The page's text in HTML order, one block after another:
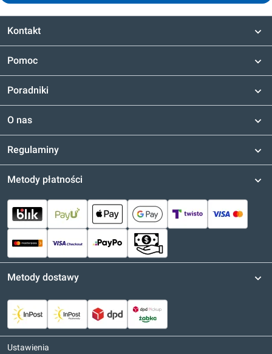
Kontakt
Pomoc
Poradniki
O nas
Regulaminy
Metody płatności
Metody dostawy
Ustawienia